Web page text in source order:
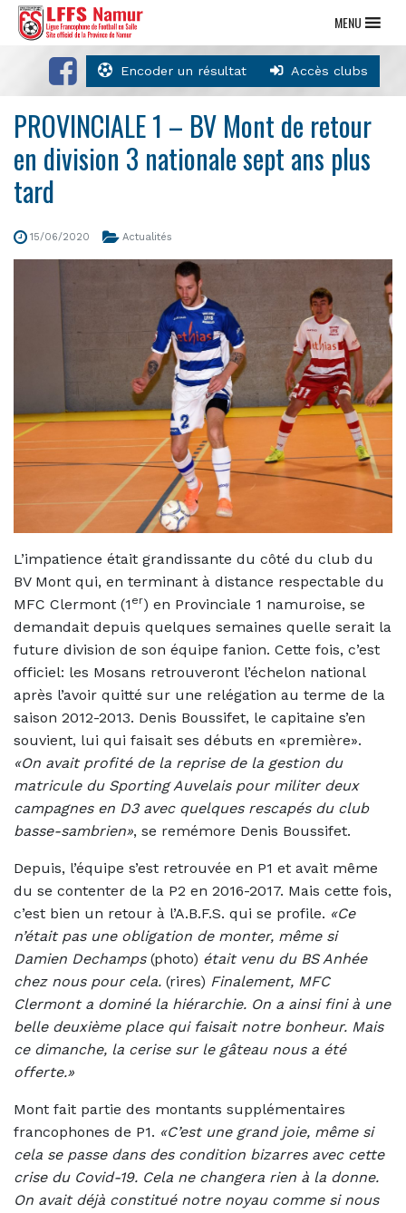
Encoder un résultat Accès clubs
MENU
PROVINCIALE 1 – BV Mont de retour
en division 3 nationale sept ans plus
tard
15/06/2020 Actualités
L’impatience était grandissante du côté du club du
BV Mont qui, en terminant à distance respectable du
MFC Clermont (1 er) en Provinciale 1 namuroise, se
demandait depuis quelques semaines quelle serait la
future division de son équipe fanion. Cette fois, c’est
officiel: les Mosans retrouveront l’échelon national
après l’avoir quitté sur une relégation au terme de la
saison 2012-2013. Denis Boussifet, le capitaine s’en
souvient, lui qui faisait ses débuts en «première».
«On avait profité de la reprise de la gestion du
matricule du Sporting Auvelais pour militer deux
campagnes en D3 avec quelques rescapés du club
basse-sambrien», se remémore Denis Boussifet.
Depuis, l’équipe s’est retrouvée en P1 et avait même
du se contenter de la P2 en 2016-2017. Mais cette fois,
c’est bien un retour à l’A.B.F.S. qui se profile. «Ce
n’était pas une obligation de monter, même si
Damien Dechamps (photo) était venu du BS Anhée
chez nous pour cela. (rires) Finalement, MFC
Clermont a dominé la hiérarchie. On a ainsi fini à une
belle deuxième place qui faisait notre bonheur. Mais
ce dimanche, la cerise sur le gâteau nous a été
offerte.»
Mont fait partie des montants supplémentaires
francophones de P1. «C’est une grand joie, même si
cela se passe dans des condition bizarres avec cette
crise du Covid-19. Cela ne changera rien à la donne.
On avait déjà constitué notre noyau comme si nous